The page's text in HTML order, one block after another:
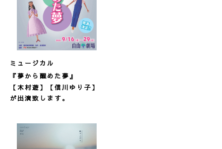
ミュージカル
『夢から醒めた夢』
【木村遊】【信川ゆり子】
が出演致します。